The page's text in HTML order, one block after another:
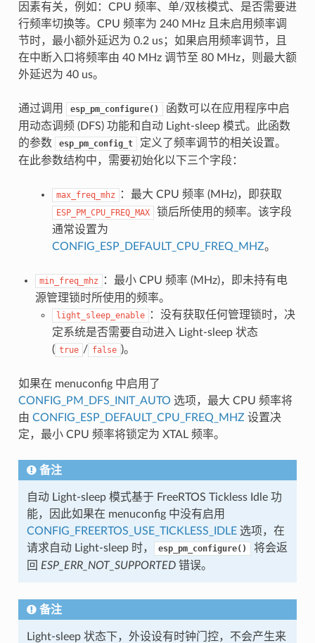
因素有关，例如：CPU 频率、单/双核模式、是否需要进
行频率切换等。CPU 频率为 240 MHz 且未启用频率调
节时，最小额外延迟为 0.2 us；如果启用频率调节，且
在中断入口将频率由 40 MHz 调节至 80 MHz，则最大额
外延迟为 40 us。
通过调用 esp_pm_configure()
函数可以在应用程序中启
用动态调频 (DFS) 功能和自动 Light-sleep 模式。此函数
的参数
esp_pm_config_t
定义了频率调节的相关设置。
在此参数结构中，需要初始化以下三个字段：
max_freq_mhz ：最大 CPU 频率 (MHz)，即获取
ESP_PM_CPU_FREQ_MAX
锁后所使用的频率。该字段
通常设置为
CONFIG_ESP_DEFAULT_CPU_FREQ_MHZ。
min_freq_mhz
：最小 CPU 频率 (MHz)，即未持有电
源管理锁时所使用的频率。
light_sleep_enable
：没有获取任何管理锁时，决
定系统是否需要自动进入 Light-sleep 状态
( true / false )。
如果在 menuconfig 中启用了
CONFIG_PM_DFS_INIT_AUTO 选项，最大 CPU 频率将
由 CONFIG_ESP_DEFAULT_CPU_FREQ_MHZ 设置决
定，最小 CPU 频率将锁定为 XTAL 频率。
备注
自动 Light-sleep 模式基于 FreeRTOS Tickless Idle 功
能，因此如果在 menuconfig 中没有启用
CONFIG_FREERTOS_USE_TICKLESS_IDLE选项，在
请求自动 Light-sleep 时，
esp_pm_configure()
将会返
回 ESP_ERR_NOT_SUPPORTED错误。
备注
Light-sleep 状态下，外设设有时钟门控，不会产生来